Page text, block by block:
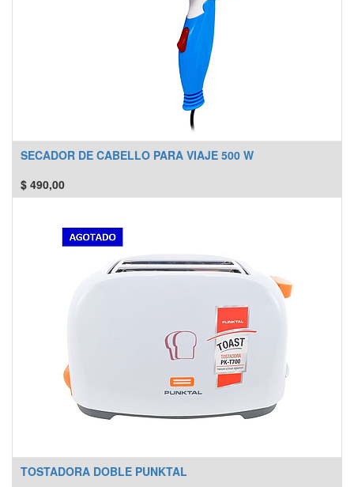
SECADOR DE CABELLO PARA VIAJE 500 W
$ 490,00
TOSTADORA DOBLE PUNKTAL